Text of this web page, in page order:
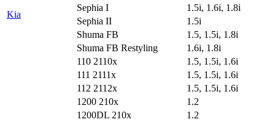
Kia
Sephia I
1.5i, 1.6i, 1.8i
Sephia II
1.5i
Shuma FB
1.5, 1.5i, 1.8i
Shuma FB Restyling
1.6i, 1.8i
110 2110x
1.5, 1.5i, 1.6i
111 2111x
1.5, 1.5i, 1.6i
112 2112x
1.5, 1.5i, 1.6i
1200 210x
1.2
1200DL 210x
1.2